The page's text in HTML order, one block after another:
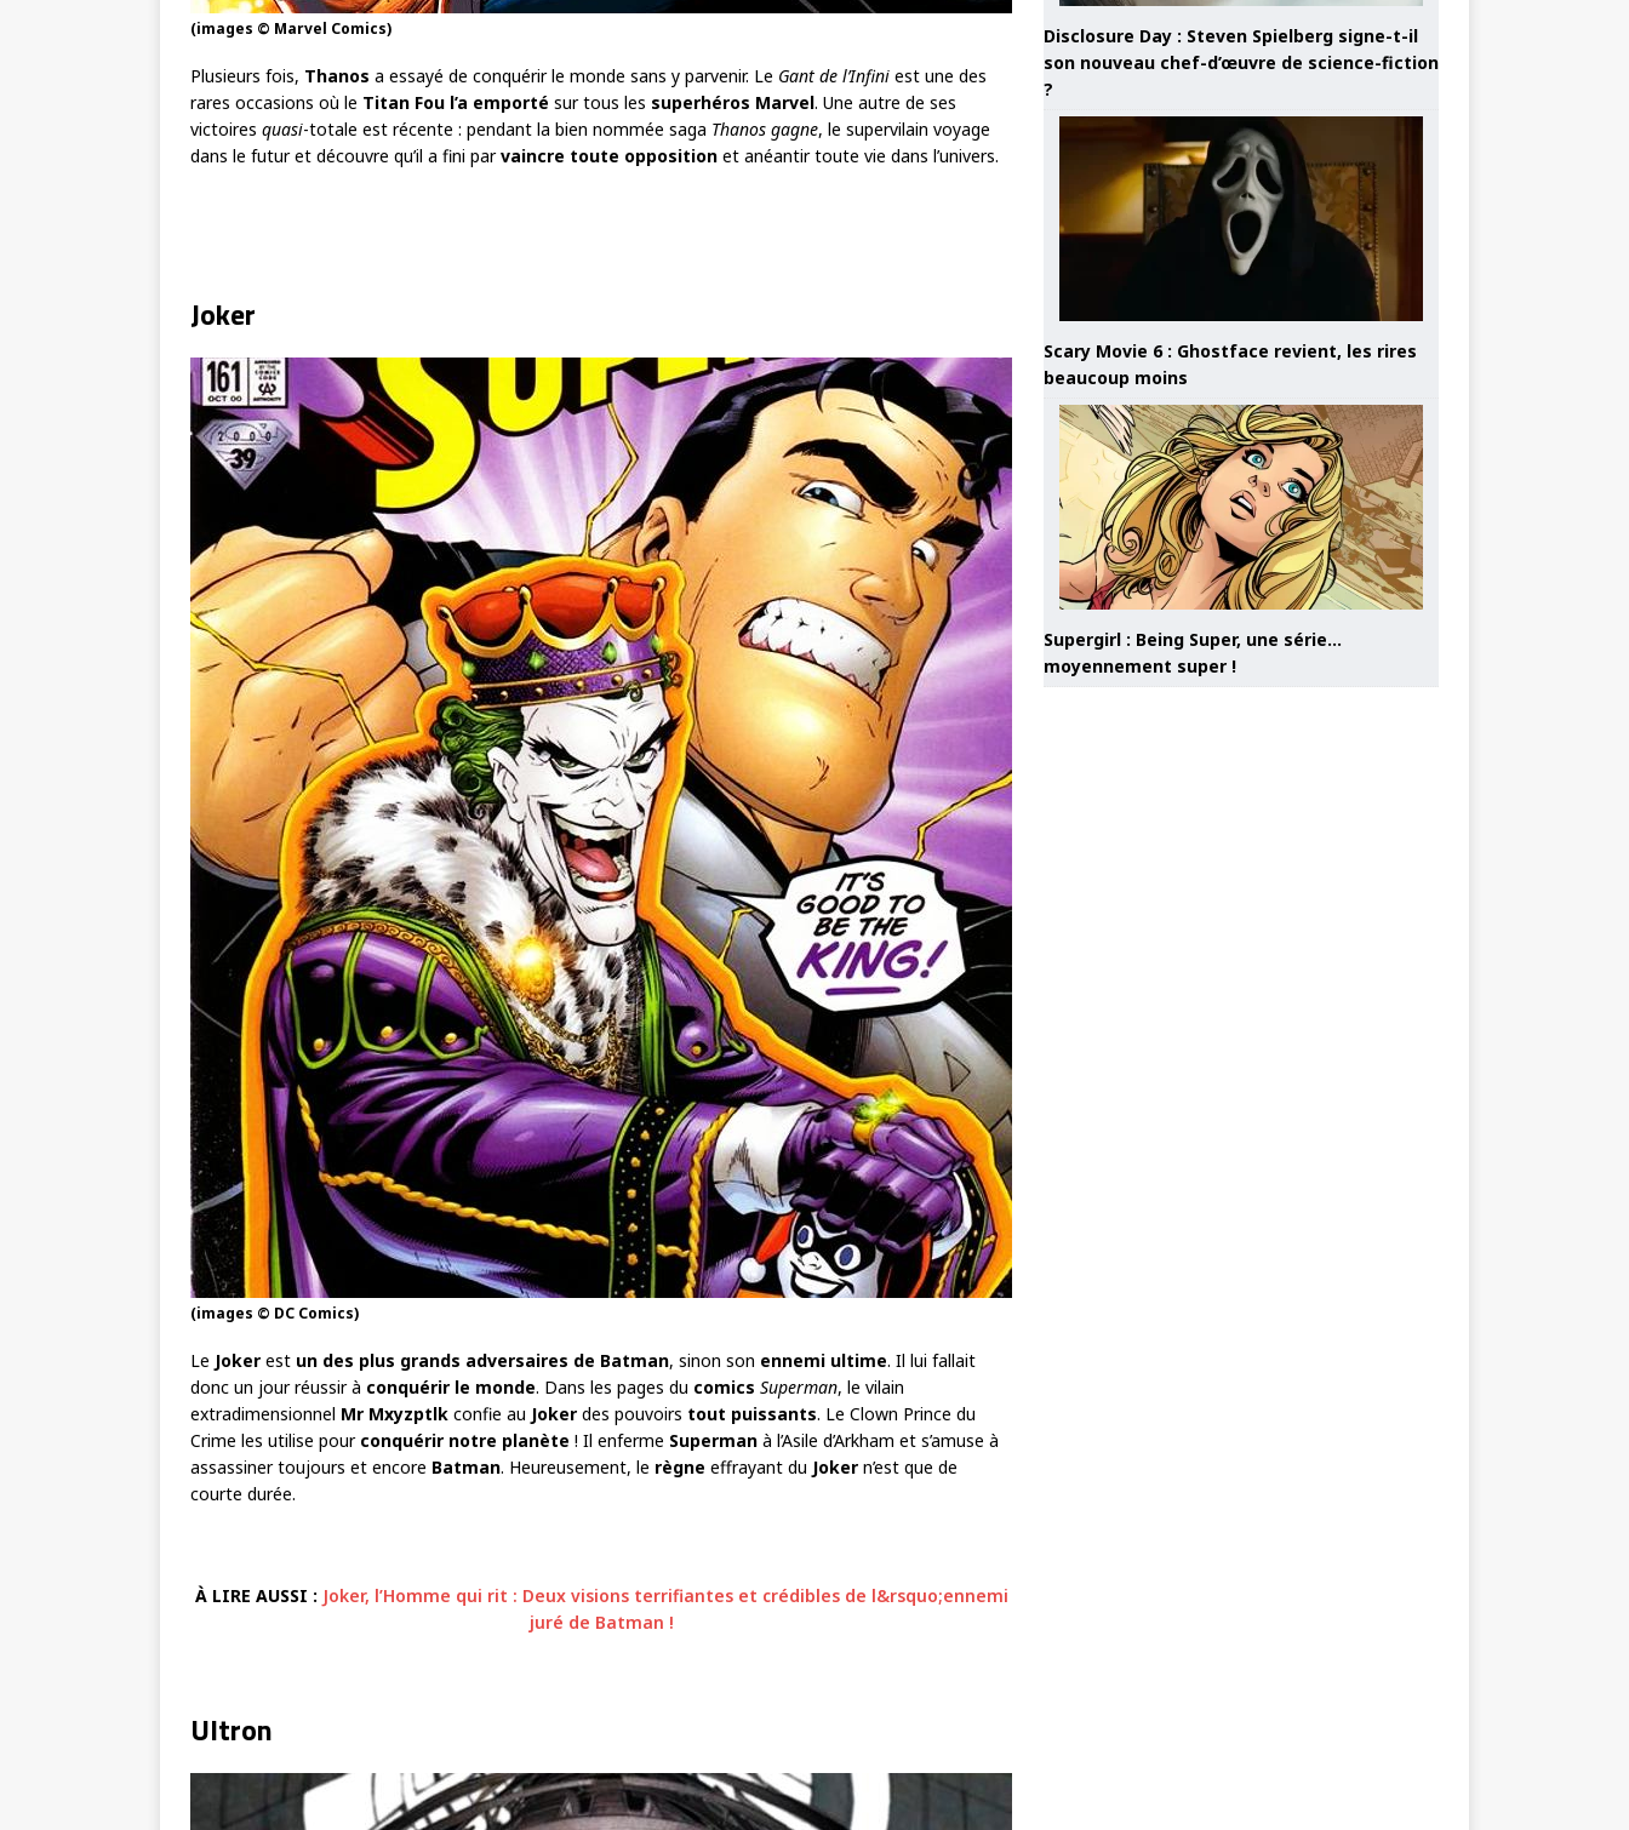
(images © Marvel Comics)
Plusieurs fois, Thanos a essayé de conquérir le monde sans y parvenir. Le Gant de l’Infini est une des
rares occasions où le Titan Fou l’a emporté sur tous les superhéros Marvel. Une autre de ses
victoires quasi-totale est récente : pendant la bien nommée saga Thanos gagne, le supervilain voyage
dans le futur et découvre qu’il a fini parvaincre toute opposition et anéantir toute vie dans l’univers.
Joker
(images © DC Comics)
Le Joker est un des plus grands adversaires de Batman, sinon son ennemi ultime. Il lui fallait
donc un jour réussir à conquérir le monde. Dans les pages du comics Superman, le vilain
extradimensionnel Mr Mxyzptlk confie au Joker des pouvoirs tout puissants. Le Clown Prince du
Crime les utilise pour conquérir notre planète ! Il enferme Superman à l’Asile d’Arkham et s’amuse à
assassiner toujours et encore Batman. Heureusement, le règne effrayant du Joker n’est que de
courte durée.
À LIRE AUSSI : Joker, l’Homme qui rit : Deux visions terrifiantes et crédibles de l&rsquo;ennemi
juré de Batman !
Ultron
Disclosure Day : Steven Spielberg signe-t-il
son nouveau chef-d’œuvre de science-fiction
?
Scary Movie 6 : Ghostface revient, les rires
beaucoup moins
Supergirl : Being Super, une série…
moyennement super !